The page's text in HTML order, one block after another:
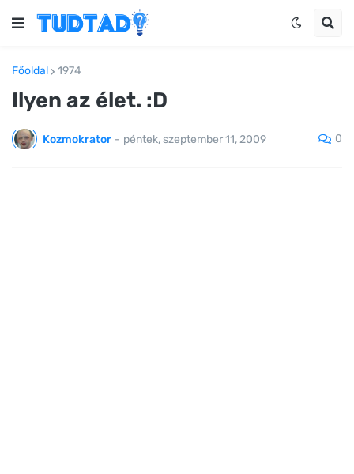
Főoldal 1974
Ilyen az élet. :D
Kozmokrator - péntek, szeptember 11, 2009 0